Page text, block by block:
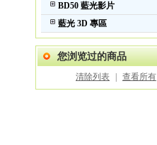
BD50 藍光影片
藍光 3D 專區
您浏览过的商品
清除列表 查看所有